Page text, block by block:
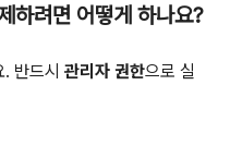
하려면 어떻게 하나요?
반드시 관리자 권한으로 실